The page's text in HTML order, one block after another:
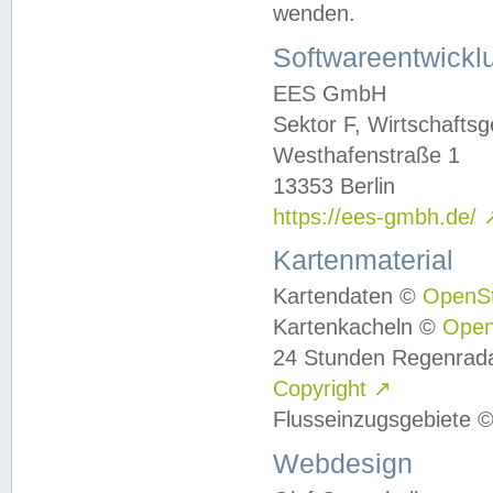
wenden.
EES GmbH
Sektor F,
Westhafenstraße 1
13353 Berlin
https://ees-gmbh.de/
Kartenmaterial
Kartendaten ©
Kartenkacheln ©
24 Stunden
Copyright ↗
Flusseinzugsgebiete
Webdesign